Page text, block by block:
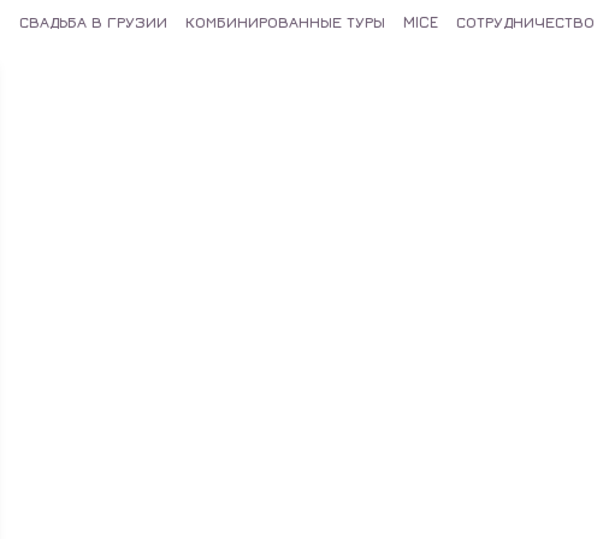
СВАДЬБА В ГРУЗИИ КОМБИНИРОВАННЫЕ ТУРЫ MICE СОТРУДНИЧЕСТВО